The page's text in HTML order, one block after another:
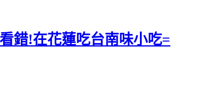
錯!在花蓮吃台南味小吃=